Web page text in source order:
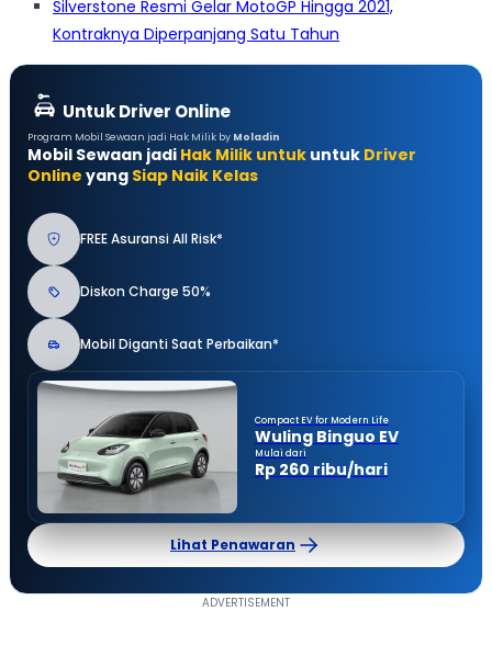
Silverstone Resmi Gelar MotoGP Hingga 2021,
Kontraknya Diperpanjang Satu Tahun
Untuk Driver Online
Program Mobil Sewaan jadi Hak Milik by Moladin
Mobil Sewaan jadi Hak Milik untuk untuk Driver
Online yang Siap Naik Kelas
FREE Asuransi All Risk*
Diskon Charge 50%
Mobil Diganti Saat Perbaikan*
Compact EV for Modern Life
Wuling Binguo EV
Mulai dari
Rp 260 ribu/hari
Lihat Penawaran